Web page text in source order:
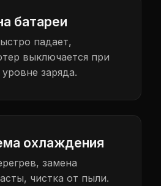
батареи
падает,
выключается при
заряда.
охлаждения
замена
чистка от пыли.